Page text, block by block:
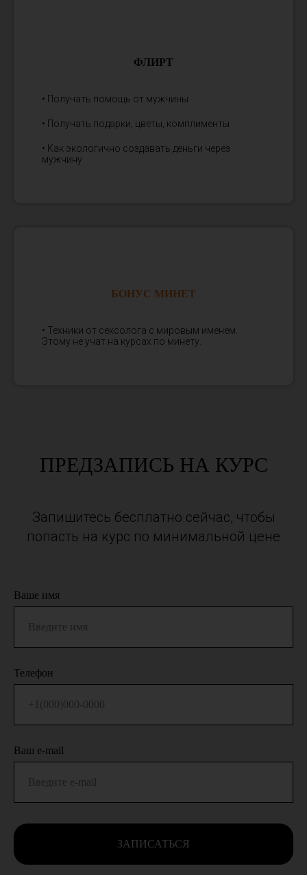
ФЛИРТ
• Получать помощь от мужчины
• Получать подарки, цветы, комплименты
• Как экологично создавать деньги через
мужчину
БОНУС МИНЕТ
• Техники от сексолога с мировым именем.
Этому не учат на курсах по минету.
ПРЕДЗАПИСЬ НА КУРС
Запишитесь бесплатно сейчас, чтобы
попасть на курс по минимальной цене
Ваше имя
Телефон
Ваш e-mail
ЗАПИСАТЬСЯ